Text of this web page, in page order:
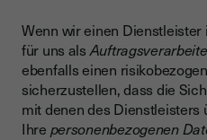
Wenn wir einen
für uns als
ebenfalls einen
sicherzustellen, dass die
mit denen des
Ihre personenbezogenen